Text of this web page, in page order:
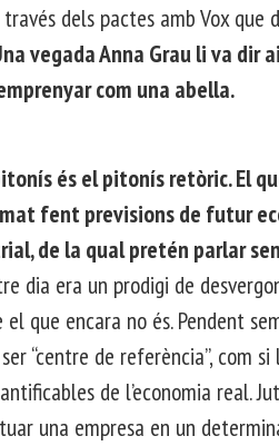
dels pactes amb Vox que
vegada Anna Grau li va dir
com una abella.
és el pitonís retòric. El
fent previsions de futur
de la qual pretén parlar
dia era un prodigi de
que encara no és. Pendent
“centre de referència”, com si
de l’economia real.
una empresa en un